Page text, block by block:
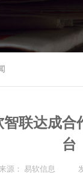
联达成
台
源： 易软信息